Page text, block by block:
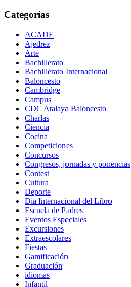
Categorías
ACADE
Ajedrez
Arte
Bachillerato
Bachillerato Internacional
Baloncesto
Cambridge
Campus
CDC Atalaya Baloncesto
Charlas
Ciencia
Cocina
Competiciones
Concursos
Congresos, jornadas y ponencias
Contest
Cultura
Deporte
Dia Internacional del Libro
Escuela de Padres
Eventos Especiales
Excursiones
Extraescolares
Fiestas
Gamificación
Graduación
idiomas
Infantil